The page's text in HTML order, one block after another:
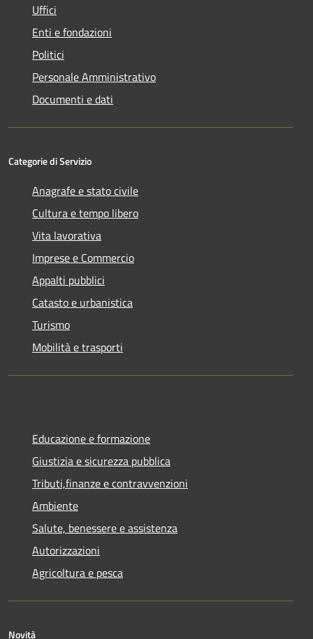
Uffici
Enti e fondazioni
Politici
Personale Amministrativo
Documenti e dati
Categorie di Servizio
Anagrafe e stato civile
Cultura e tempo libero
Vita lavorativa
Imprese e Commercio
Appalti pubblici
Catasto e urbanistica
Turismo
Mobilità e trasporti
Educazione e formazione
Giustizia e sicurezza pubblica
Tributi,finanze e contravvenzioni
Ambiente
Salute, benessere e assistenza
Autorizzazioni
Agricoltura e pesca
Novità